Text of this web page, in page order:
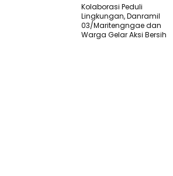
Kolaborasi Peduli
Lingkungan, Danramil
03/Maritengngae dan
Warga Gelar Aksi Bersih